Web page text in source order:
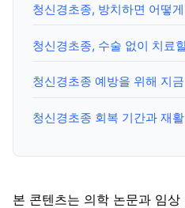
청신경초종, 방치하면 어떻
청신경초종, 수술 없이 치료
청신경초종 예방을 위해 지
청신경초종 회복 기간과 재
본 콘텐츠는 의학 논문과 임